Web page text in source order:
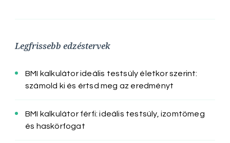
Legfrissebb edzéstervek
BMI kalkulátor ideális testsúly életkor szerint:
számold ki és értsd meg az eredményt
BMI kalkulátor férfi: ideális testsúly, izomtömeg
és haskörfogat